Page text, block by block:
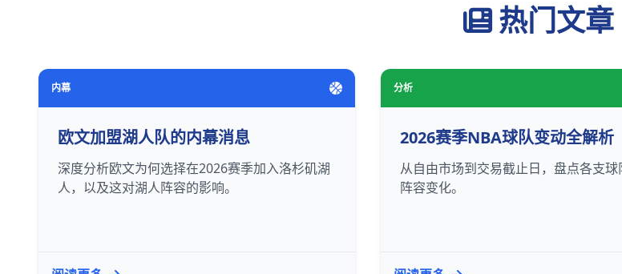
热门文章
内幕
欧文加盟湖人队的内幕消息
深度分析欧文为何选择在2026赛季加入洛杉矶湖
人，以及这对湖人阵容的影响。
分析
2026赛季NBA球队变动全解析
从自由市场到交易截止日，盘点各支球
阵容变化。